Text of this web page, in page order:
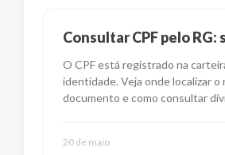
Consultar CPF pelo RG:
O CPF está registrado na
identidade. Veja onde localizar o
documento e como consultar
20 de maio